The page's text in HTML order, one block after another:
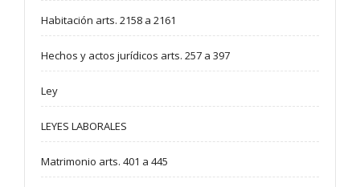
Habitación arts. 2158 a 2161
Hechos y actos jurídicos arts. 257 a 397
Ley
LEYES LABORALES
Matrimonio arts. 401 a 445